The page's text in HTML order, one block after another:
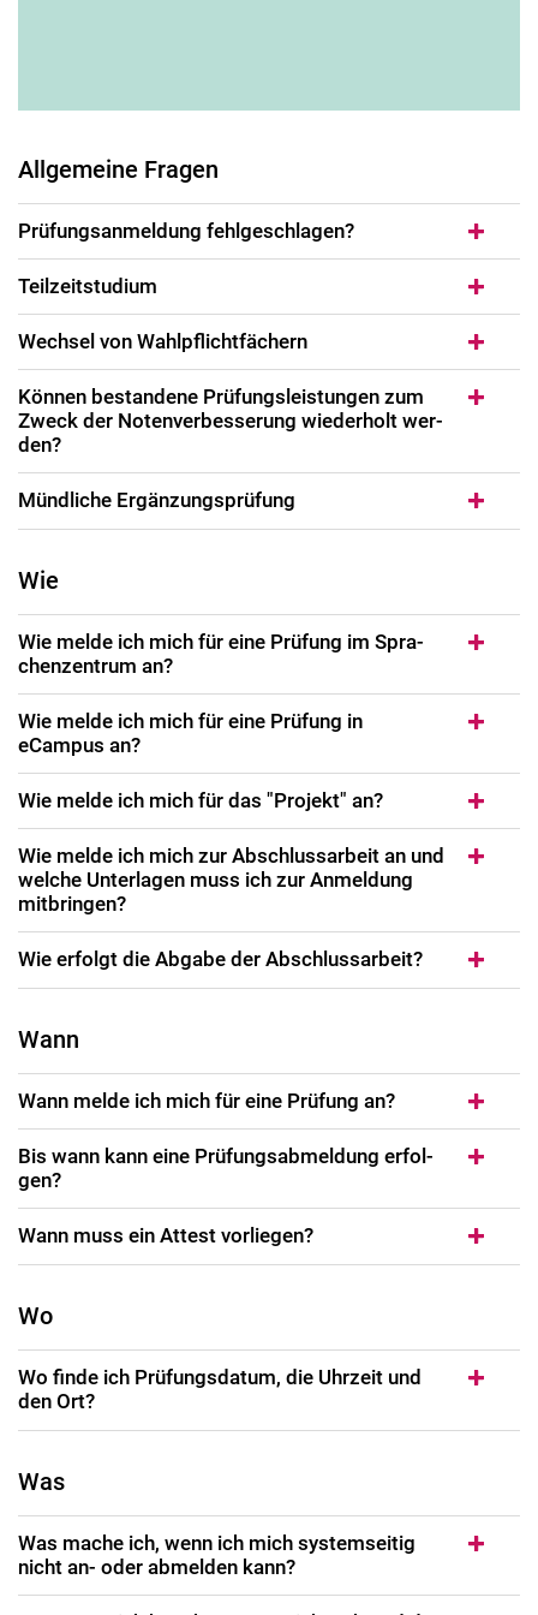
Allgemeine Fragen
Prü­fungs­an­mel­dung fehl­ge­schla­gen?
Teilzeitstudium
Wech­sel von Wahl­pflicht­fä­chern
Kön­nen be­stan­de­ne Prü­fungs­leis­tun­gen zum
Zweck der No­ten­ver­bes­se­rung wie­der­holt wer­
den?
Münd­li­che Er­gän­zungs­prü­fung
Wie
Wie mel­de ich mich für ei­ne Prü­fung im Spra­
chen­zen­trum an?
Wie melde ich mich für eine Prüfung in
eCampus an?
Wie mel­de ich mich für das "Projekt" an?
Wie mel­de ich mich zur Ab­schluss­ar­beit an und
wel­che Un­ter­la­gen muss ich zur An­mel­dung
mit­brin­gen?
Wie er­folgt die Ab­ga­be der Abschlussarbeit?
Wann
Wann mel­de ich mich für ei­ne Prü­fung an?
Bis wann kann ei­ne Prü­fungs­ab­mel­dung er­fol­
gen?
Wann muss ein At­test vor­lie­gen?
Wo
Wo fin­de ich Prü­fungs­da­tum, die Uhr­zeit und
den Ort?
Was
Was ma­che ich, wenn ich mich sys­tem­sei­tig
nicht an- oder ab­mel­den kann?